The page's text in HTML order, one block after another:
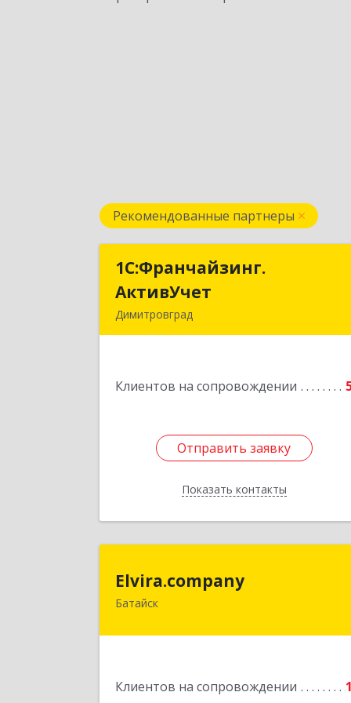
Рекомендованные партнеры
1С:Франчайзинг.
АктивУчет
Димитровград
Клиентов на сопровождении
Отправить заявку
Показать контакты
1С:Франчайзинг.
Отправить заявку
Назад
Elvira.company
Батайск
Клиентов на сопровождении 1